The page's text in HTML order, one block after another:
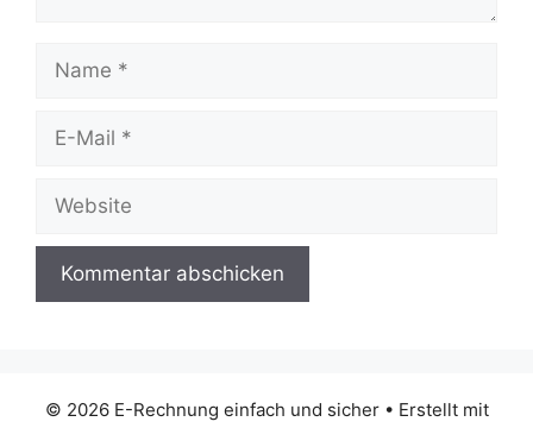
Mail
© 2026 E-Rechnung einfach und sicher• Erstellt mit